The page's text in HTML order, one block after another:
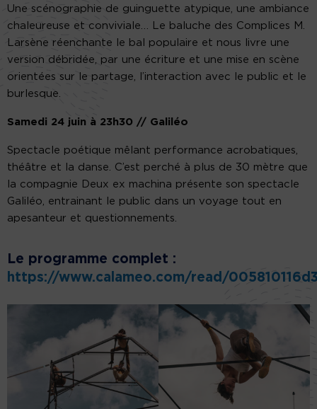
Une scénographie de guinguette atypique, une ambiance
chaleureuse et conviviale… Le baluche des Complices M.
Larsène réenchante le bal populaire et nous livre une
version débridée, par une écriture et une mise en scène
orientées sur le partage, l’interaction avec le public et le
burlesque.
Samedi 24 juin à 23h30 // Galiléo
Spectacle poétique mêlant performance acrobatiques,
théâtre et la danse. C’est perché à plus de 30 mètre que
la compagnie Deux ex machina présente son spectacle
Galiléo, entrainant le public dans un voyage tout en
apesanteur et questionnements.
Le programme complet :
https://www.calameo.com/read/